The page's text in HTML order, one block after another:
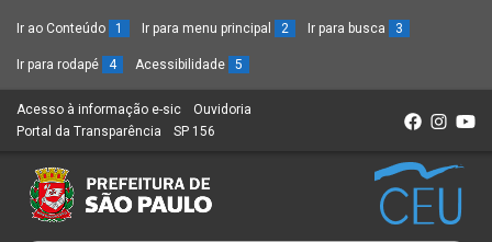
Ir ao Conteúdo 1 Ir para menu principal 2 Ir para busca 3
Ir para rodapé 4 Acessibilidade 5
Acesso à informação e-sic (Link
para
novo
sítio)
Ouvidoria
Portal da Transparência (Link
um
novo
SP 156